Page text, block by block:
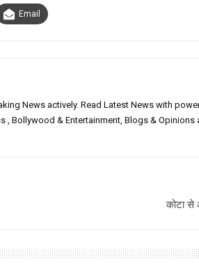
Email
News actively. Read Latest News with
, Bollywood & Entertainment, Blogs &
कोटा से